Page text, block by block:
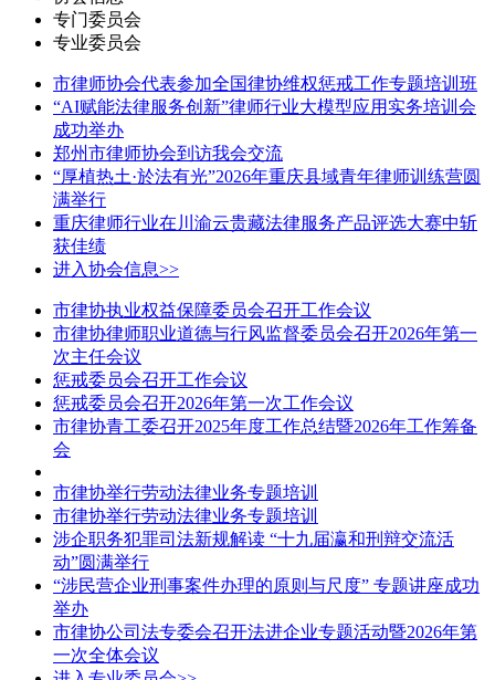
专门委员会
专业委员会
市律师协会代表参加全国律协维权惩戒工作专题培训班
“AI赋能法律服务创新”律师行业大模型应用实务培训会
成功举办
郑州市律师协会到访我会交流
“厚植热土·於法有光”2026年重庆县域青年律师训练营圆
满举行
重庆律师行业在川渝云贵藏法律服务产品评选大赛中斩
获佳绩
进入协会信息>>
市律协执业权益保障委员会召开工作会议
市律协律师职业道德与行风监督委员会召开2026年第一
次主任会议
惩戒委员会召开工作会议
惩戒委员会召开2026年第一次工作会议
市律协青工委召开2025年度工作总结暨2026年工作筹备
会
市律协举行劳动法律业务专题培训
市律协举行劳动法律业务专题培训
涉企职务犯罪司法新规解读 “十九届瀛和刑辩交流活
动”圆满举行
“涉民营企业刑事案件办理的原则与尺度” 专题讲座成功
举办
市律协公司法专委会召开法进企业专题活动暨2026年第
一次全体会议